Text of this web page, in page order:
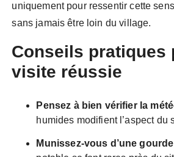
uniquement pour ressentir cette
sans jamais être loin du village.
Conseils pratiques
visite réussie
Pensez à bien vérifier la
humides modifient l’aspect du
Munissez-vous d’une